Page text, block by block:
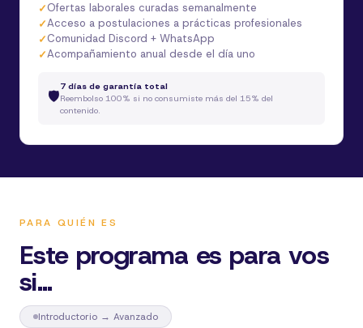
Ofertas laborales curadas semanalmente
Acceso a postulaciones a prácticas profesionales
Comunidad Discord + WhatsApp
Acompañamiento anual desde el día uno
🛡️
7 días de garantía total
Reembolso 100% si no consumiste más del 15% del
contenido.
PARA QUIÉN ES
Este programa es para vos
si...
Introductorio → Avanzado